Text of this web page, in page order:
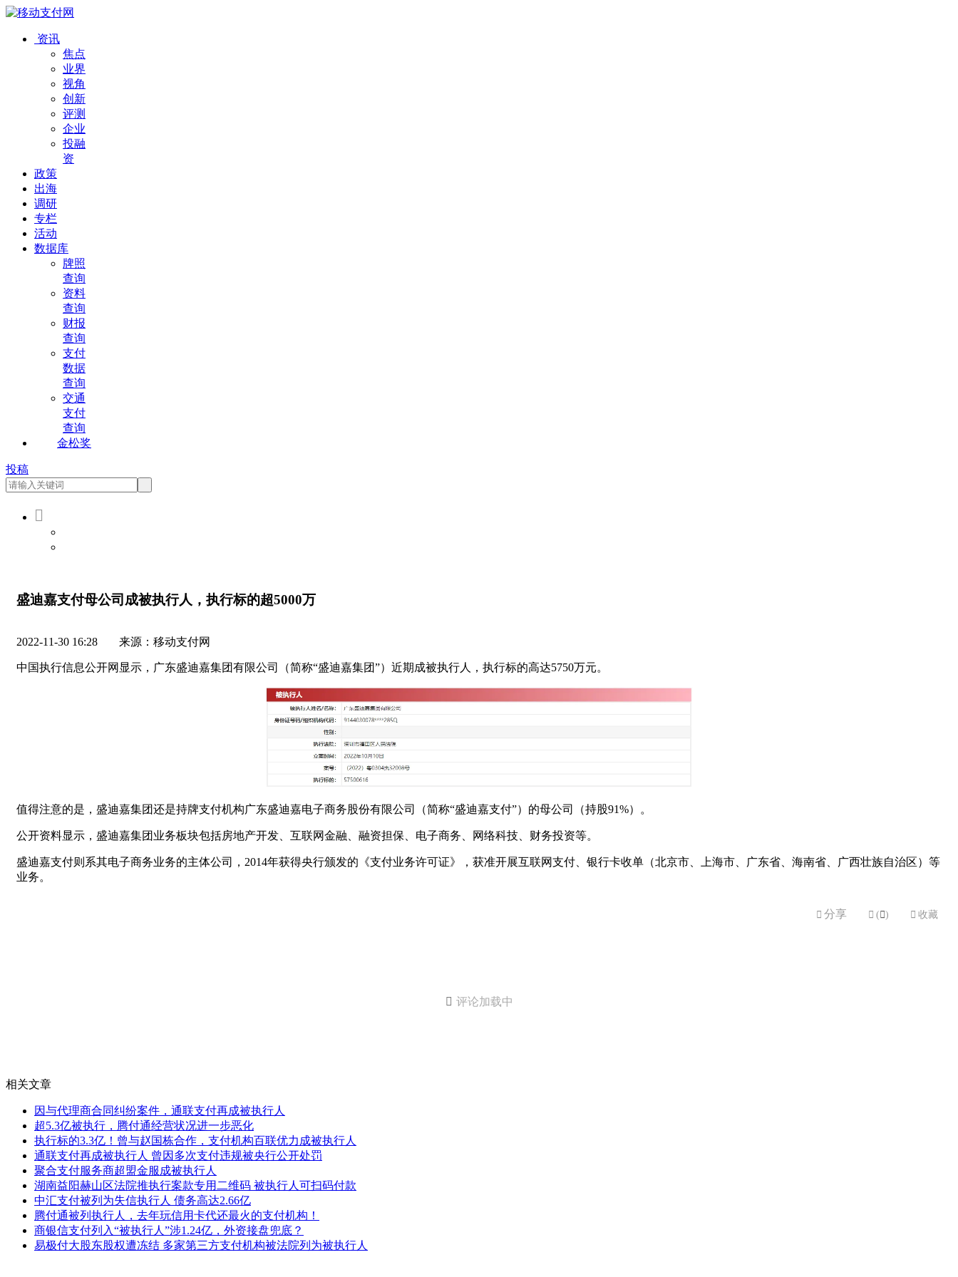
资讯
焦点
业界
视角
创新
评测
企业
投融
资
政策
出海
调研
专栏
活动
数据库
牌照
查询
资料
查询
财报
查询
支付
数据
查询
交通
支付
查询
金松奖
投稿

盛迪嘉支付母公司成被执行人，执行标的超5000万
2022-11-30 16:28 来源：移动支付网
中国执行信息公开网显示，广东盛迪嘉集团有限公司（简称“盛迪嘉集团”）近期成被执行人，执行标的高达5750万元。
值得注意的是，盛迪嘉集团还是持牌支付机构广东盛迪嘉电子商务股份有限公司（简称“盛迪嘉支付”）的母公司（持股91%）。
公开资料显示，盛迪嘉集团业务板块包括房地产开发、互联网金融、融资担保、电子商务、网络科技、财务投资等。
盛迪嘉支付则系其电子商务业务的主体公司，2014年获得央行颁发的《支付业务许可证》，获准开展互联网支付、银行卡收单（北京市、上海市、广东省、海南省、广西壮族自治区）等
业务。
 分享  ( )  收藏
 评论加载中
相关文章
因与代理商合同纠纷案件，通联支付再成被执行人
超5.3亿被执行，腾付通经营状况进一步恶化
执行标的3.3亿！曾与赵国栋合作，支付机构百联优力成被执行人
通联支付再成被执行人 曾因多次支付违规被央行公开处罚
聚合支付服务商超盟金服成被执行人
湖南益阳赫山区法院推执行案款专用二维码 被执行人可扫码付款
中汇支付被列为失信执行人 债务高达2.66亿
腾付通被列执行人，去年玩信用卡代还最火的支付机构！
商银信支付列入“被执行人”涉1.24亿，外资接盘兜底？
易极付大股东股权遭冻结 多家第三方支付机构被法院列为被执行人